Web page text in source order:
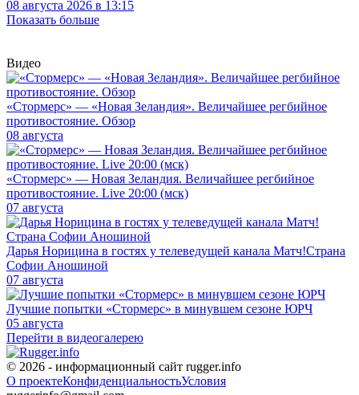
08 августа 2026 в 13:15
Показать больше
Видео
«Стормерс» — «Новая Зеландия». Величайшее регбийное
противостояние. Обзор
08 августа
«Стормерс» — Новая Зеландия. Величайшее регбийное
противостояние. Live 20:00 (мск)
07 августа
Дарья Норицина в гостях у телеведущей канала Матч!Страна
Софии Аношиной
07 августа
Лучшие попытки «Стормерс» в минувшем сезоне ЮРЧ
05 августа
Перейти в видеогалерею
© 2026 - информационный сайт rugger.info
О проектеКонфиденциальностьУсловия